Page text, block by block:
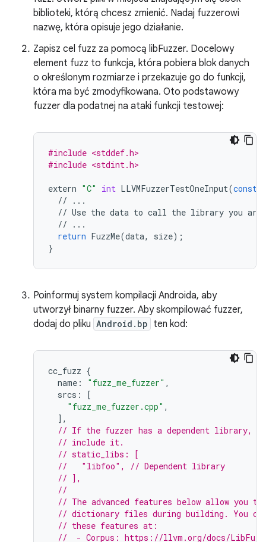
biblioteki, którą chcesz zmienić. Nadaj fuzzerowi
nazwę, która opisuje jego działanie.
Zapisz cel fuzz za pomocą libFuzzer. Docelowy
element fuzz to funkcja, która pobiera blok danych
o określonym rozmiarze i przekazuje go do funkcji,
która ma być zmodyfikowana. Oto podstawowy
fuzzer dla podatnej na ataki funkcji testowej:
#include <stddef.h>
#include <stdint.h>
extern "C" int LLVMFuzzerTestOneInput(const
//
...
// Use the data to call the library you are
//
...
return FuzzMe(data, size);
}
Poinformuj system kompilacji Androida, aby
utworzył binarny fuzzer. Aby skompilować fuzzer,
dodaj do pliku Android.bp ten kod:
cc_fuzz {
name : "fuzz_me_fuzzer" ,
srcs :
[
"fuzz_me_fuzzer.cpp" ,
],
// If the fuzzer has a dependent library,
// include it.
// static_libs: [
//   "libfoo", // Dependent library
// ],
//
// The advanced features below allow you to
// dictionary files during building. You
// these features at:
//  - Corpus: https://llvm.org/docs/